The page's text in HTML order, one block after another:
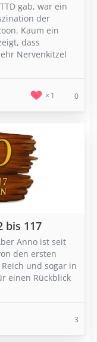
gab, war ein
der
Kaum ein
dass
Nervenkitzel
1 0
bis 117
Anno ist seit
den ersten
und sogar in
einen Rückblick
3